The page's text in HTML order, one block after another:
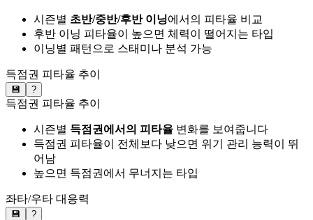
시즌별 초반/중반/후반 이닝에서의 피타율 비교
후반 이닝 피타율이 높으면 체력이 떨어지는 타입
이닝별 패턴으로 스태미나 분석 가능
득점권 피타율 추이
💾 ?
득점권 피타율 추이
시즌별 득점권에서의 피타율 변화를 보여줍니다
득점권 피타율이 전체보다 낮으면 위기 관리 능력이 뛰
어남
높으면 득점권에서 무너지는 타입
좌타/우타 대응력
💾 ?